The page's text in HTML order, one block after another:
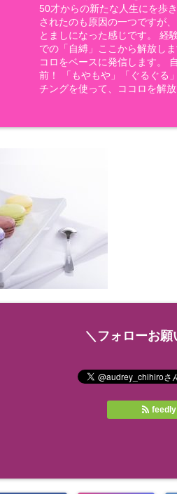
50才からの新たな人生にを歩
されたのも原因の一つですが
とましになった感じです。 経
での「自縛」ここから解放し
コロをベースに発信します。
前！ 「もやもや」「ぐるぐる
チングを使って、ココロを解
＼フォローお願
feedly